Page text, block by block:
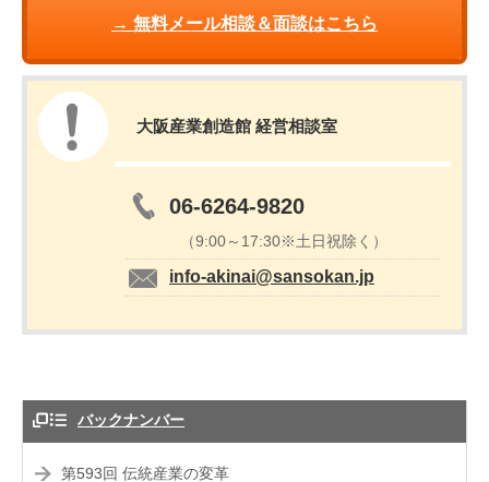
→ 無料メール相談＆面談はこちら
大阪産業創造館 経営相談室
06-6264-9820
（9:00～17:30※土日祝除く）
info-akinai@sansokan.jp
バックナンバー
第593回 伝統産業の変革